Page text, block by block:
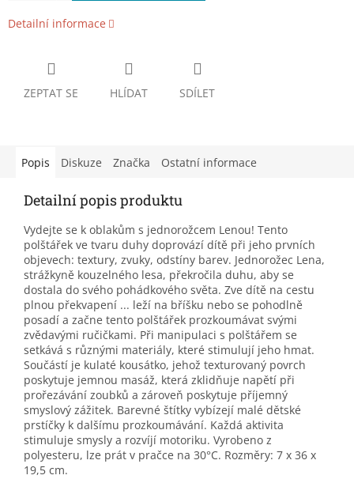
Detailní informace
ZEPTAT SE HLÍDAT SDÍLET
Popis Diskuze Značka Ostatní informace
Detailní popis produktu
Vydejte se k oblakům s jednorožcem Lenou! Tento
polštářek ve tvaru duhy doprovází dítě při jeho prvních
objevech: textury, zvuky, odstíny barev. Jednorožec Lena,
strážkyně kouzelného lesa, překročila duhu, aby se
dostala do svého pohádkového světa. Zve dítě na cestu
plnou překvapení ... leží na bříšku nebo se pohodlně
posadí a začne tento polštářek prozkoumávat svými
zvědavými ručičkami. Při manipulaci s polštářem se
setkává s různými materiály, které stimulují jeho hmat.
Součástí je kulaté kousátko, jehož texturovaný povrch
poskytuje jemnou masáž, která zklidňuje napětí při
prořezávání zoubků a zároveň poskytuje příjemný
smyslový zážitek. Barevné štítky vybízejí malé dětské
prstíčky k dalšímu prozkoumávání. Každá aktivita
stimuluje smysly a rozvíjí motoriku. Vyrobeno z
polyesteru, lze prát v pračce na 30°C. Rozměry: 7 x 36 x
19,5 cm.